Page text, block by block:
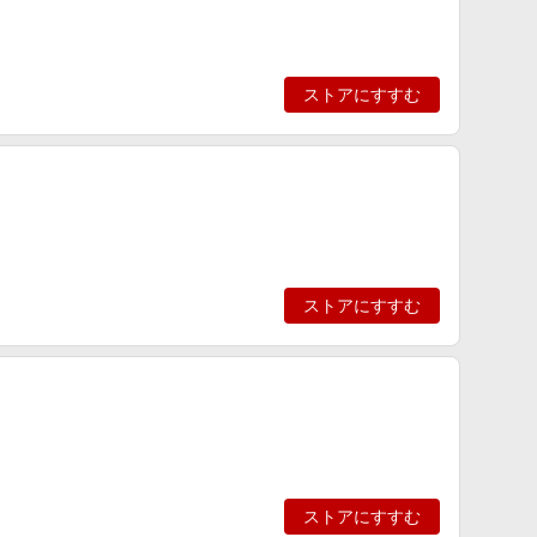
ストアにすすむ
ストアにすすむ
ストアにすすむ